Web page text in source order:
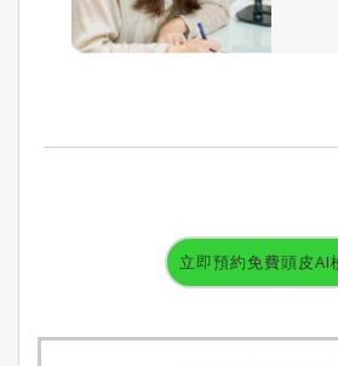
立即預約免費頭皮AI